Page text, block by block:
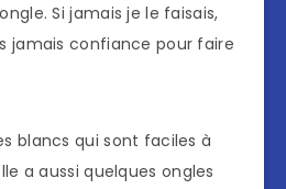
Si jamais je le faisais,
jamais confiance pour faire
blancs qui sont faciles à
a aussi quelques ongles